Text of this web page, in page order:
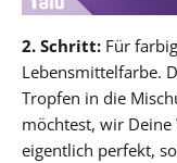
2. Schritt: Für
Lebensmittelfarbe.
Tropfen in die
möchtest, wir
eigentlich perfekt,